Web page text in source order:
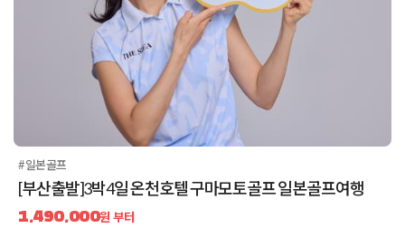
#일본골프
[부산출발]3박4일 온천호텔 구마모토골프 일본골프여행
1,490,000원 부터